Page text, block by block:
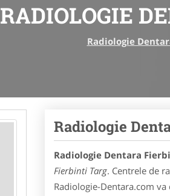
RADIOLOGIE
Radiologie
Radiologie
Radiologie Dentara
Fierbinti Targ. Centrele de
Radiologie-Dentara.com